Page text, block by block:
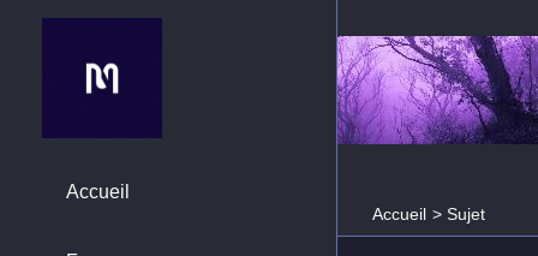
Accueil > Sujet
Accueil